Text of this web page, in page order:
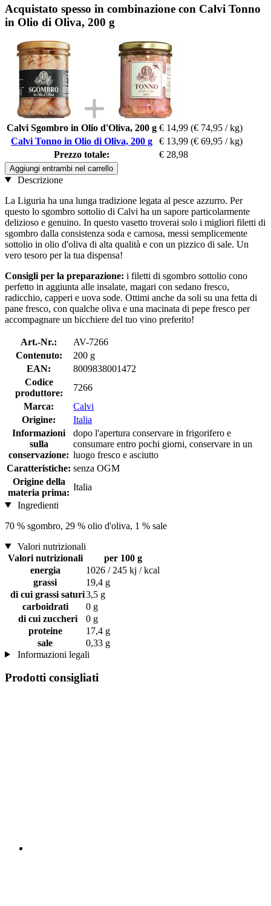
Acquistato spesso in combinazione con Calvi Tonno
in Olio di Oliva, 200 g
Calvi Sgombro in Olio d'Oliva, 200 g € 14,99 (€ 74,95 / kg)
Calvi Tonno in Olio di Oliva, 200 g
€ 13,99 (€ 69,95 / kg)
Prezzo totale:
€ 28,98
Aggiungi entrambi nel carrello
Descrizione
La Liguria ha una lunga tradizione legata al pesce azzurro. Per
questo lo sgombro sottolio di Calvi ha un sapore particolarmente
delizioso e genuino. In questo vasetto troverai solo i migliori filetti di
sgombro dalla consistenza soda e carnosa, messi semplicemente
sottolio in olio d'oliva di alta qualità e con un pizzico di sale. Un
vero tesoro per la tua dispensa!
Consigli per la preparazione: i filetti di sgombro sottolio cono
perfetto in aggiunta alle insalate, magari con sedano fresco,
radicchio, capperi e uova sode. Ottimi anche da soli su una fetta di
pane fresco, con qualche oliva e una macinata di pepe fresco per
accompagnare un bicchiere del tuo vino preferito!
Art.-Nr.:
AV-7266
Contenuto:
200 g
EAN:
8009838001472
Codice
produttore:
7266
Marca:
Calvi
Origine:
Italia
Informazioni
sulla
conservazione:
dopo l'apertura conservare in frigorifero e
consumare entro pochi giorni, conservare in un
luogo fresco e asciutto
Caratteristiche: senza OGM
Origine della
materia prima:
Italia
Ingredienti
70 % sgombro, 29 % olio d'oliva, 1 % sale
Valori nutrizionali
Valori nutrizionali
per 100 g
energia
1026 / 245 kj / kcal
grassi
19,4 g
di cui grassi saturi3,5 g
carboidrati
0 g
di cui zuccheri
0 g
proteine
17,4 g
sale
0,33 g
Informazioni legali
Prodotti consigliati